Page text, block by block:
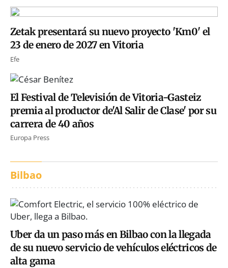
Zetak presentará su nuevo proyecto 'Km0' el
23 de enero de 2027 en Vitoria
Efe
El Festival de Televisión de Vitoria-Gasteiz
premia al productor de'Al Salir de Clase' por su
carrera de 40 años
Europa Press
Bilbao
Uber da un paso más en Bilbao con la llegada
de su nuevo servicio de vehículos eléctricos de
alta gama